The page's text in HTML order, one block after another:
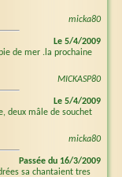
micka80
Le 5/4/2009
de mer .la prochaine
MICKASP80
Le 5/4/2009
deux mâle de souchet
micka80
Passée du 16/3/2009
sa chantaient tres